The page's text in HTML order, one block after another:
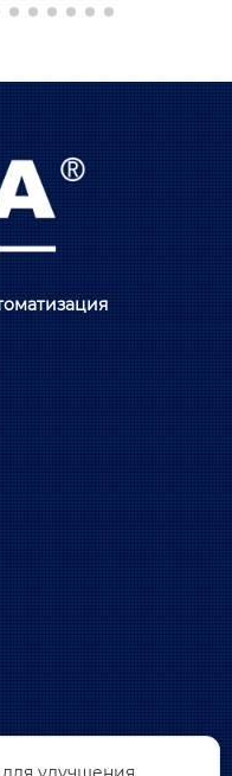
в жидкости
машина сверх
насосы, г
детект
до 400 бар.
q-gt
1/2” до 2”
мпа до 40 мпа